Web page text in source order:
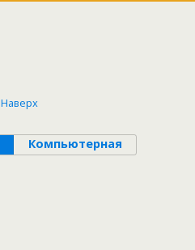
Наверх
Компьютерная